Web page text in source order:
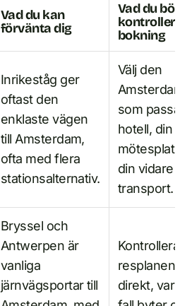
Vad du kan
förvänta dig
Vad du bör
kontrollera
bokning
Inrikeståg ger
oftast den
enklaste vägen
till Amsterdam,
ofta med flera
stationsalternativ.
Välj den
som passar
hotell, din
mötesplats
din vidare
transport.
Bryssel och
Antwerpen är
vanliga
järnvägsportar till
Kontrollera
resplanen är
direkt, var